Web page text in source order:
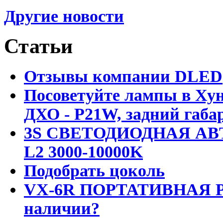
Другие новости
Статьи
Отзывы компании DLED
Посоветуйте лампы в
ДХО - P21W, задний
3S СВЕТОДИОДНАЯ
L2 3000-10000K
Подобрать цоколь
VX-6R ПОРТАТИВНАЯ
наличии?